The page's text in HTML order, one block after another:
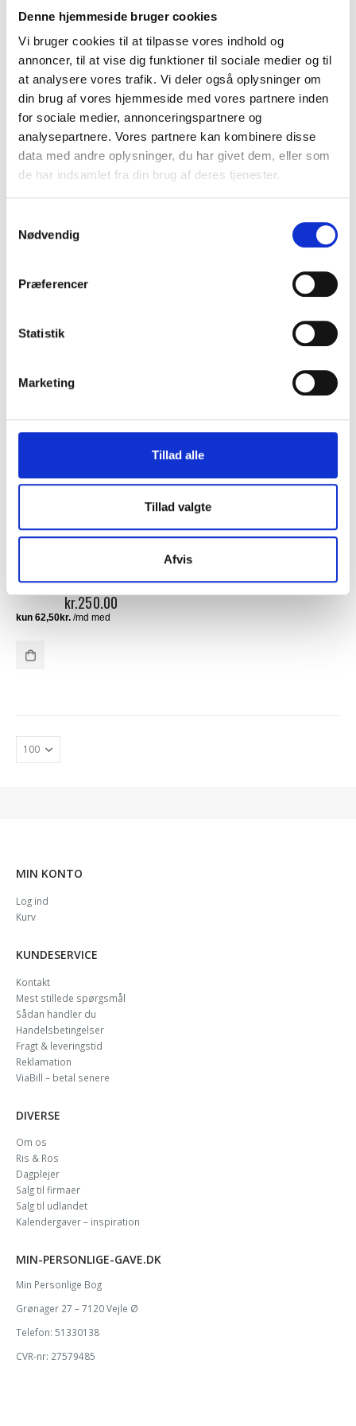
Denne hjemmeside bruger cookies
Vi bruger cookies til at tilpasse vores indhold og
annoncer, til at vise dig funktioner til sociale medier og til
at analysere vores trafik. Vi deler også oplysninger om
din brug af vores hjemmeside med vores partnere inden
for sociale medier, annonceringspartnere og
analysepartnere. Vores partnere kan kombinere disse
data med andre oplysninger, du har givet dem, eller som
de har indsamlet fra din brug af deres tjenester.
Nødvendig
Præferencer
Statistik
Marketing
Tillad alle
Tillad valgte
Afvis
HÅNDKLÆDER MED NAVN
BADEHÅNDKLÆDE
ROSA
kr.279.00
BADEHÅNDKLÆDE 70 X 140 CM MED NAVN
,
MED NAVN –
BADEHÅNDKLÆDE
MED NAVN – TURKIS
kr.250.00
MIN KONTO
Log ind
Kurv
KUNDESERVICE
Kontakt
Mest stillede spørgsmål
Sådan handler du
Handelsbetingelser
Fragt & leveringstid
Reklamation
ViaBill – betal senere
DIVERSE
Om os
Ris & Ros
Dagplejer
Salg til firmaer
Salg til udlandet
Kalendergaver – inspiration
MIN-PERSONLIGE-GAVE.DK
Min Personlige Bog
Grønager 27 – 7120 Vejle Ø
Telefon: 51330138
CVR-nr: 27579485